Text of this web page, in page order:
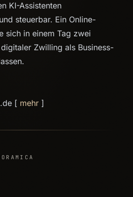
KI-Assistenten
steuerbar. Ein Online-
sich in einem Tag zwei
Zwilling als Business-
[ mehr ]